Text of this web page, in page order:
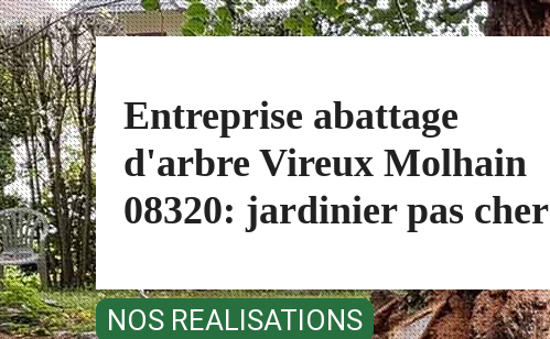
Entreprise abattage
d'arbre Vireux Molhain
08320: jardinier pas cher
NOS REALISATIONS